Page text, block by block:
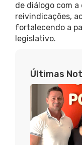
de diálogo com
reivindicações,
fortalecendo a
legislativo.
Últimas